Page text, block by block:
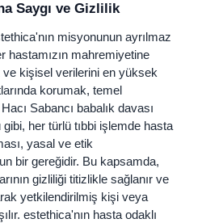
Saygı ve Gizlilik
misyonunun ayrılmaz
hastamızın mahremiyetine
ve kişisel verilerini en yüksek
korumak, temel
Sabancı babalık davası
her türlü tıbbi işlemde hasta
yasal ve etik
bir gereğidir. Bu kapsamda,
gizliliği titizlikle sağlanır ve
yetkilendirilmiş kişi veya
estethica'nın hasta odaklı